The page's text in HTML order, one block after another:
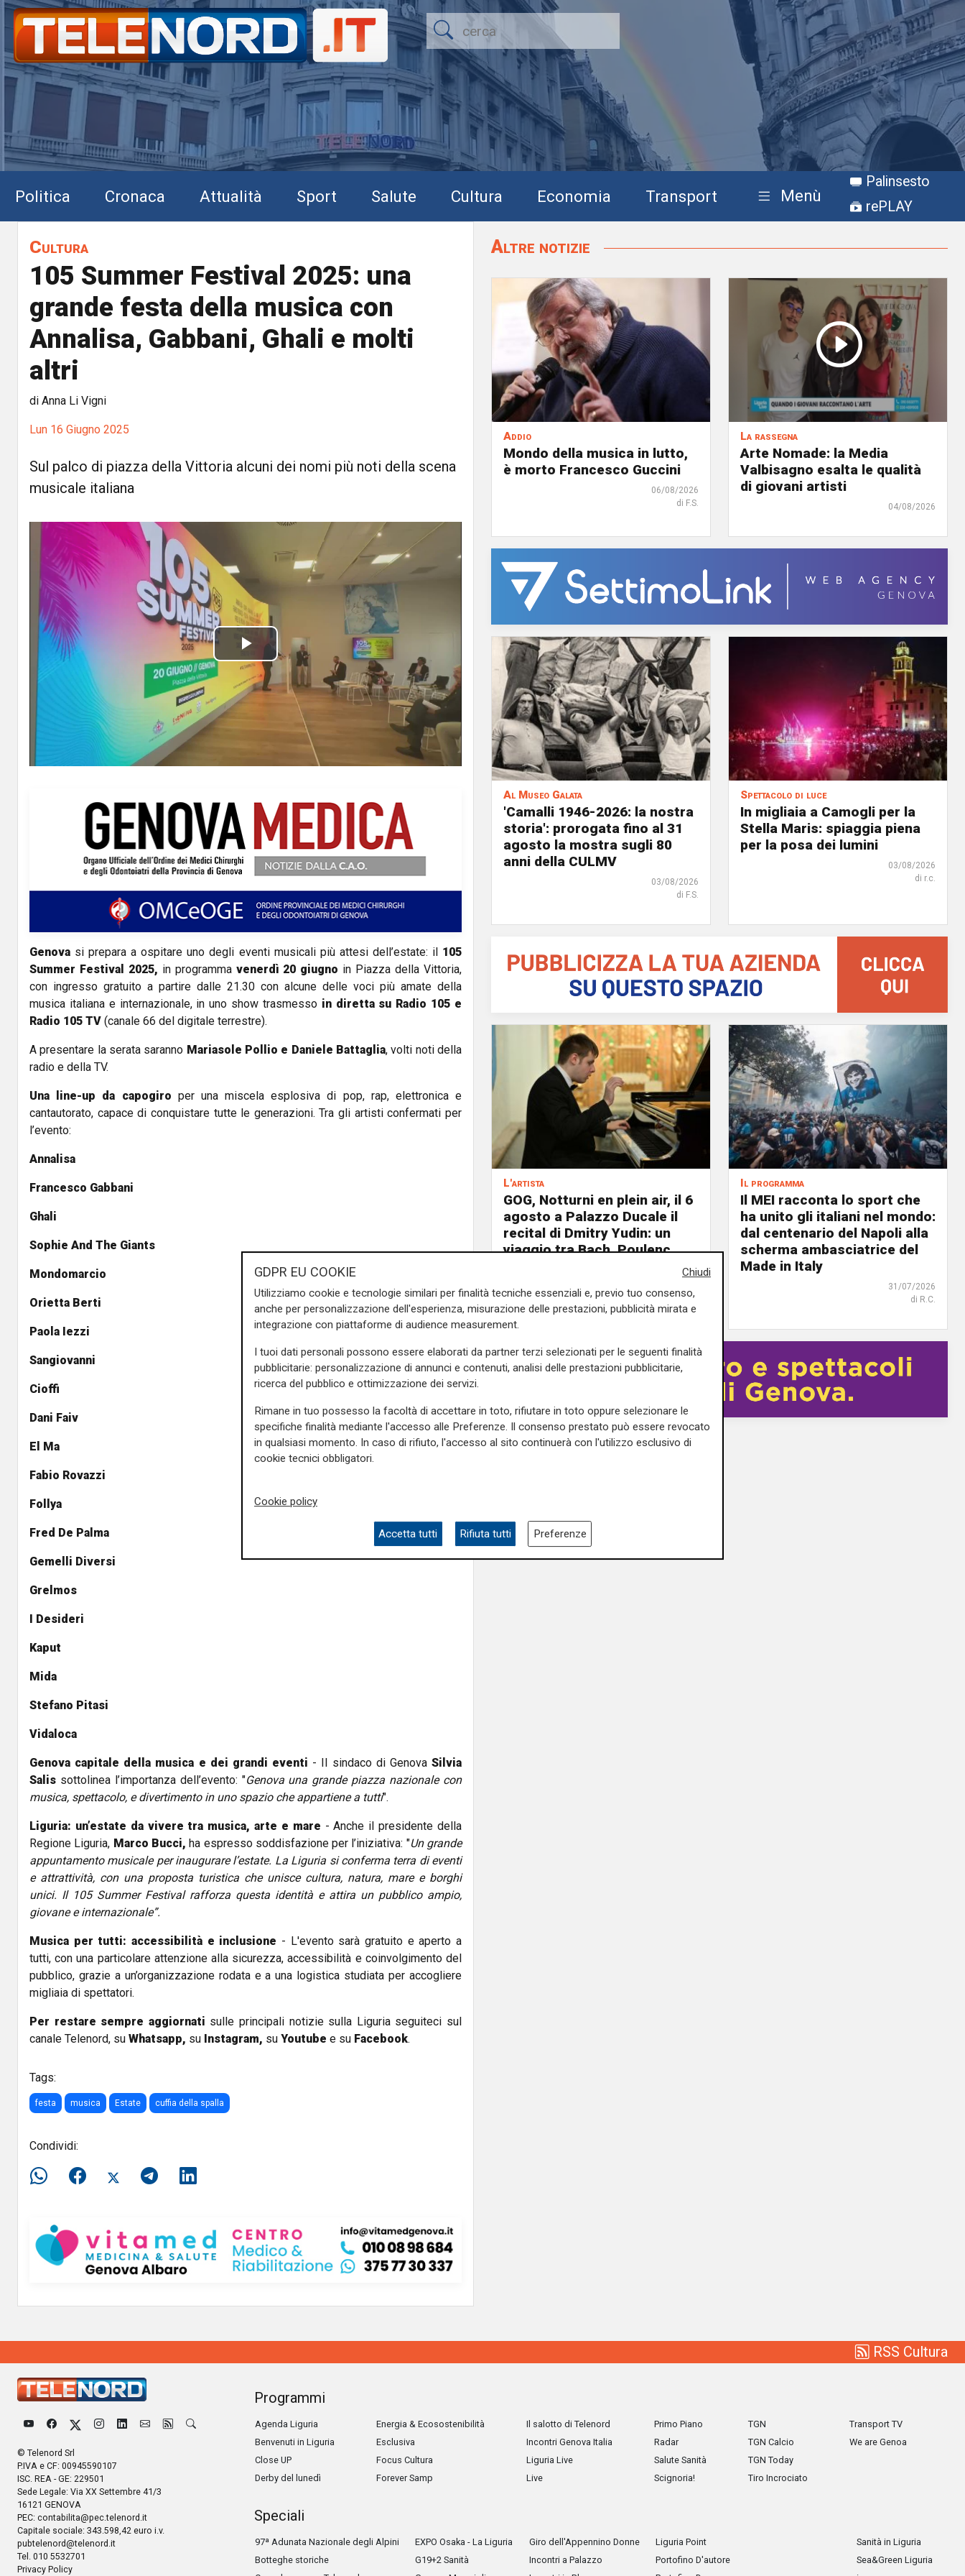
Politica Cronaca Attualità Sport Salute Cultura Economia Transport Menù
Palinsesto
rePLAY
Cultura
105 Summer Festival 2025: una
grande festa della musica con
Annalisa, Gabbani, Ghali e molti
altri
di Anna Li Vigni
Lun 16 Giugno 2025
Sul palco di piazza della Vittoria alcuni dei nomi più noti della scena
musicale italiana
P
l
a
d
e
o
Genova si prepara a ospitare uno degli eventi musicali più attesi dell’estate: il 105
Summer Festival 2025, in programma venerdì 20 giugno in Piazza della Vittoria,
con ingresso gratuito a partire dalle 21.30 con alcune delle voci più amate della
musica italiana e internazionale, in uno show trasmesso in diretta su Radio 105 e
Radio 105 TV (canale 66 del digitale terrestre).
A presentare la serata saranno Mariasole Pollio e Daniele Battaglia, volti noti della
radio e della TV.
Una line-up da capogiro per una miscela esplosiva di pop, rap, elettronica e
cantautorato, capace di conquistare tutte le generazioni. Tra gli artisti confermati per
l’evento:
Annalisa
Francesco Gabbani
Ghali
Sophie And The Giants
Mondomarcio
Orietta Berti
Paola Iezzi
Sangiovanni
Cioffi
Dani Faiv
El Ma
Fabio Rovazzi
Follya
Fred De Palma
Gemelli Diversi
Grelmos
I Desideri
Kaput
Mida
Stefano Pitasi
Vidaloca
Genova capitale della musica e dei grandi eventi - Il sindaco di GenovaSilvia
Salis sottolinea l’importanza dell’evento: "Genova una grande piazza nazionale con
musica, spettacolo, e divertimento in uno spazio che appartiene a tutti".
Liguria: un’estate da vivere tra musica, arte e mare - Anche il presidente della
Regione Liguria, Marco Bucci, ha espresso soddisfazione per l’iniziativa: "Un grande
appuntamento musicale per inaugurare l’estate. La Liguria si conferma terra di eventi
e attrattività, con una proposta turistica che unisce cultura, natura, mare e borghi
unici. Il 105 Summer Festival rafforza questa identità e attira un pubblico ampio,
giovane e internazionale”.
Musica per tutti: accessibilità e inclusione - L'evento sarà gratuito e aperto a
tutti, con una particolare attenzione alla sicurezza, accessibilità e coinvolgimento del
pubblico, grazie a un’organizzazione rodata e a una logistica studiata per accogliere
migliaia di spettatori.
Per restare sempre aggiornati sulle principali notizie sulla Liguria seguiteci sul
canale Telenord, su Whatsapp, su Instagram, su Youtube e su Facebook.
Tags:
festa musica Estate cuffia della spalla
Condividi:
Altre notizie
Addio
Mondo della musica in lutto,
è morto Francesco Guccini
06/08/2026
di F.S.
La rassegna
Arte Nomade: la Media
Valbisagno esalta le qualità
di giovani artisti
04/08/2026
Al Museo Galata
'Camalli 1946-2026: la nostra
storia': prorogata fino al 31
agosto la mostra sugli 80
anni della CULMV
03/08/2026
di F.S.
Spettacolo di luce
In migliaia a Camogli per la
Stella Maris: spiaggia piena
per la posa dei lumini
03/08/2026
di r.c.
L'artista
GOG, Notturni en plein air, il 6
agosto a Palazzo Ducale il
recital di Dmitry Yudin: un
viaggio tra Bach, Poulenc,
di steris
Il programma
Il MEI racconta lo sport che
ha unito gli italiani nel mondo:
dal centenario del Napoli alla
scherma ambasciatrice del
Made in Italy
31/07/2026
di R.C.
RSS Cultura
© Telenord Srl
P.IVA e CF: 00945590107
ISC. REA - GE: 229501
Sede Legale: Via XX Settembre 41/3
16121 GENOVA
PEC: contabilita@pec.telenord.it
Capitale sociale: 343.598,42 euro i.v.
pubtelenord@telenord.it
Tel. 010 5532701
Privacy Policy
Programmi
Agenda Liguria
Benvenuti in Liguria
Close UP
Derby del lunedì
Energia & Ecosostenibilità
Esclusiva
Focus Cultura
Forever Samp
Il salotto di Telenord
Incontri Genova Italia
Liguria Live
Live
Primo Piano
Radar
Salute Sanità
Scignoria!
TGN
TGN Calcio
TGN Today
Tiro Incrociato
Transport TV
We are Genoa
Speciali
97ª Adunata Nazionale degli Alpini
Botteghe storiche
EXPO Osaka - La Liguria
G19+2 Sanità
Giro dell'Appennino Donne
Incontri a Palazzo
Liguria Point
Portofino D'autore
Sanità in Liguria
Sea&Green Liguria
Chiudi
GDPR EU COOKIE
Utilizziamo cookie e tecnologie similari per finalità tecniche essenziali e, previo tuo consenso,
anche per personalizzazione dell'esperienza, misurazione delle prestazioni, pubblicità mirata e
integrazione con piattaforme di audience measurement.
I tuoi dati personali possono essere elaborati da partner terzi selezionati per le seguenti finalità
pubblicitarie: personalizzazione di annunci e contenuti, analisi delle prestazioni pubblicitarie,
ricerca del pubblico e ottimizzazione dei servizi.
Rimane in tuo possesso la facoltà di accettare in toto, rifiutare in toto oppure selezionare le
specifiche finalità mediante l'accesso alle Preferenze. Il consenso prestato può essere revocato
in qualsiasi momento. In caso di rifiuto, l'accesso al sito continuerà con l'utilizzo esclusivo di
cookie tecnici obbligatori.
Cookie policy
Accetta tutti Rifiuta tutti Preferenze